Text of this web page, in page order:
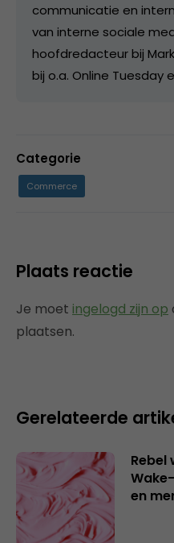
communicatie en
van interne sociale
hoofdredacteur bij
bij o.a. Online Tuesday
Categorie
Commerce
Plaats reactie
Je moet ingelogd zijn op
plaatsen.
Gerelateerde
Rebel
en